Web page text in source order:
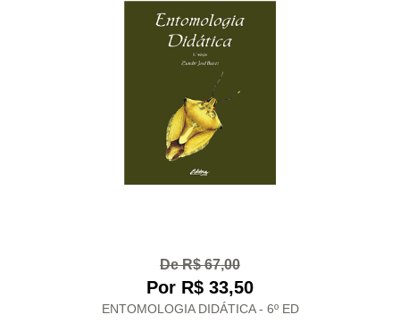
De R$ 67,00
Por R$ 33,50
ENTOMOLOGIA DIDÁTICA - 6º ED